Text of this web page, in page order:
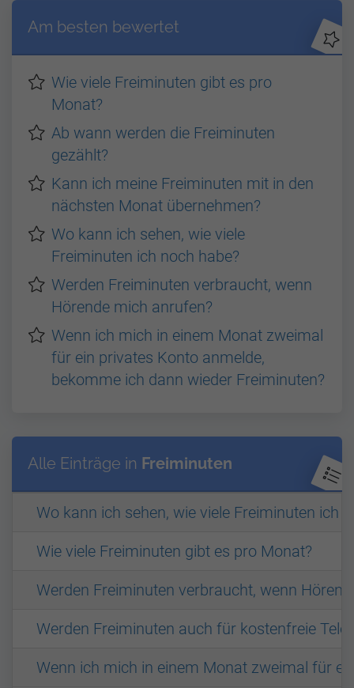
Am besten bewertet
Wie viele Freiminuten gibt es pro
Monat?
Ab wann werden die Freiminuten
gezählt?
Kann ich meine Freiminuten mit in den
nächsten Monat übernehmen?
Wo kann ich sehen, wie viele
Freiminuten ich noch habe?
Werden Freiminuten verbraucht, wenn
Hörende mich anrufen?
Wenn ich mich in einem Monat zweimal
für ein privates Konto anmelde,
bekomme ich dann wieder Freiminuten?
Alle Einträge in Freiminuten
Wo kann ich sehen, wie viele Freiminuten ich
Wie viele Freiminuten gibt es pro Monat?
Werden Freiminuten verbraucht, wenn
Werden Freiminuten auch für kostenfreie
Wenn ich mich in einem Monat zweimal für